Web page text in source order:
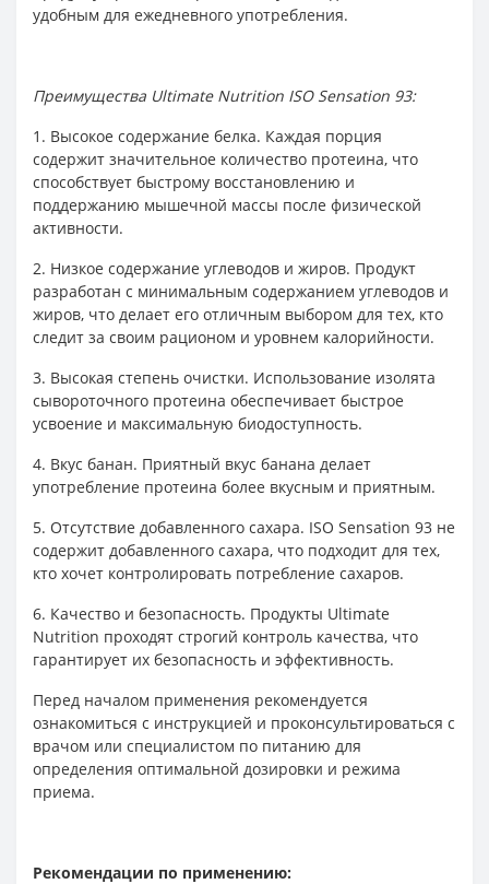
удобным для ежедневного употребления.
Преимущества Ultimate Nutrition ISO Sensation 93:
1. Высокое содержание белка. Каждая порция
содержит значительное количество протеина, что
способствует быстрому восстановлению и
поддержанию мышечной массы после физической
активности.
2. Низкое содержание углеводов и жиров. Продукт
разработан с минимальным содержанием углеводов и
жиров, что делает его отличным выбором для тех, кто
следит за своим рационом и уровнем калорийности.
3. Высокая степень очистки. Использование изолята
сывороточного протеина обеспечивает быстрое
усвоение и максимальную биодоступность.
4. Вкус банан. Приятный вкус банана делает
употребление протеина более вкусным и приятным.
5. Отсутствие добавленного сахара. ISO Sensation 93 не
содержит добавленного сахара, что подходит для тех,
кто хочет контролировать потребление сахаров.
6. Качество и безопасность. Продукты Ultimate
Nutrition проходят строгий контроль качества, что
гарантирует их безопасность и эффективность.
Перед началом применения рекомендуется
ознакомиться с инструкцией и проконсультироваться с
врачом или специалистом по питанию для
определения оптимальной дозировки и режима
приема.
Рекомендации по применению: